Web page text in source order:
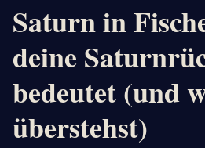
Saturn in
deine
bedeutet (und
überstehst)